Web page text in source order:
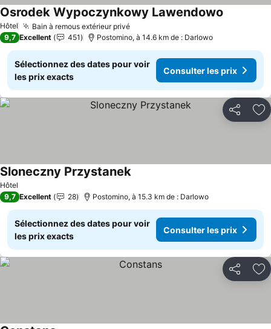
Hôtel Bain à remous extérieur privéConsulter les prix
Osrodek Wypoczynkowy Lawendowo
9,7 Excellent 451 Postomino, à 14.6 km de : Darlowo
Sélectionnez des dates pour voir
les prix exacts
Consulter les prix
Partager
Hôtel
Sloneczny PrzystanekConsulter les prix
9,7 Excellent 28 Postomino, à 15.3 km de : Darlowo
Sélectionnez des dates pour voir
les prix exacts
Consulter les prix
Partager